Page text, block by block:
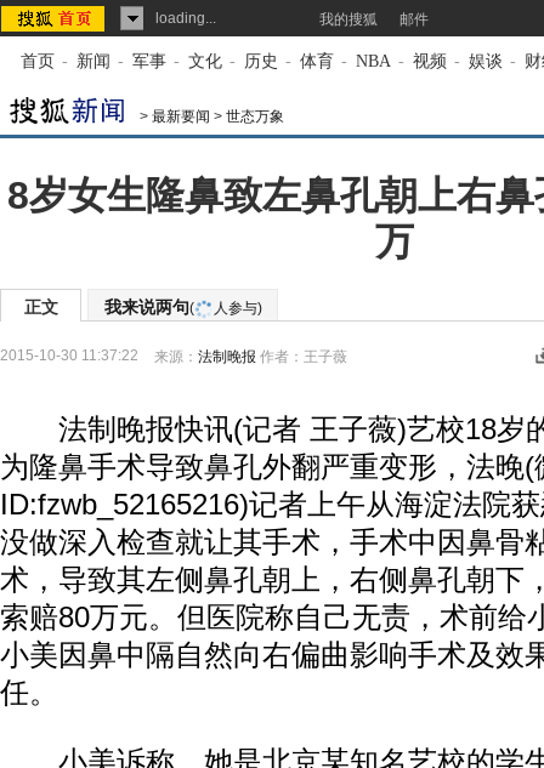
loading... 我的搜狐 邮件
首页 - 新闻 - 军事 - 文化 - 历史 - 体育 - NBA - 视频 - 娱谈 -
> 最新要闻 > 世态万象
8岁女生隆鼻致左鼻孔朝上右
万
正文 我来说两句( 人参与)
2015-10-30 11:37:22 来源： 法制晚报 作者：王子薇
法制晚报快讯(记者 王子薇)艺校18岁
为隆鼻手术导致鼻孔外翻严重变形，法晚(
ID:fzwb_52165216)记者上午从海淀法院
没做深入检查就让其手术，手术中因鼻骨
术，导致其左侧鼻孔朝上，右侧鼻孔朝下
索赔80万元。但医院称自己无责，术前给
小美因鼻中隔自然向右偏曲影响手术及效
任。